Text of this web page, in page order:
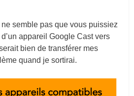
semble pas que vous puissiez
appareil Google Cast vers
bien de transférer mes
quand je sortirai.